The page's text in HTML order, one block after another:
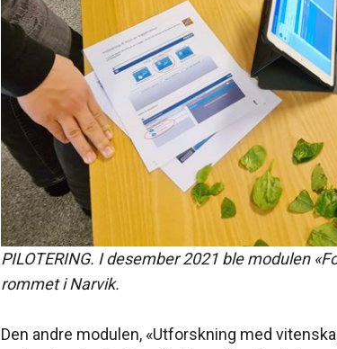
PILOTERING. I desember 2021 ble modulen
rommet i Narvik.
Den andre modulen, «Utforskning med